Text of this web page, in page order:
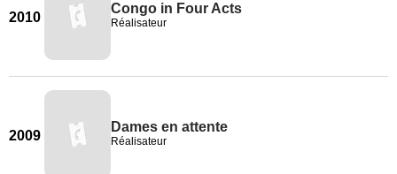
2010
Congo in Four Acts
Réalisateur
2009
Dames en attente
Réalisateur